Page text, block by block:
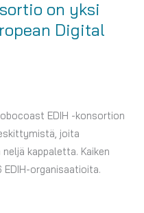
on yksi
Digital
EDIH -konsortion
joita
kappaletta. Kaiken
EDIH-organisaatioita.